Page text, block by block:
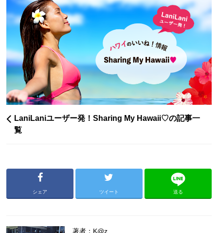
LaniLaniユーザー発！Sharing My Hawaii♡の記事一
覧
シェア ツイート 送る
著者：K@z